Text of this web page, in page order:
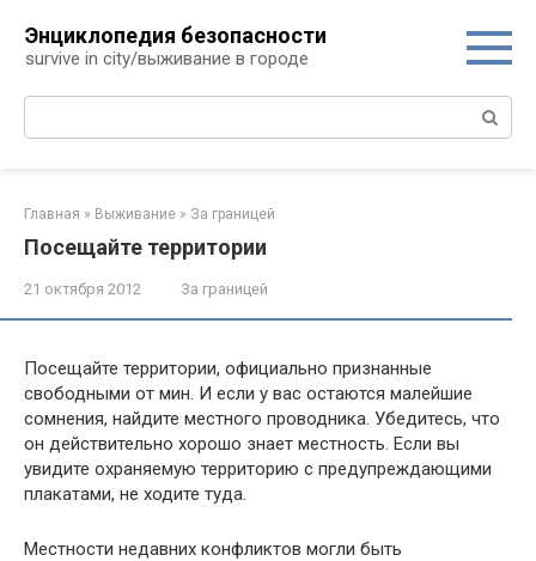
контенту
Энциклопедия безопасности
survive in city/выживание в городе
Поиск:
Главная » Выживание » За границей
Посещайте территории
21 октября 2012 За границей
Посещайте территории, официально признанные
свободными от мин. И если у вас остаются малейшие
сомнения, найдите местного проводника. Убедитесь, что
он действительно хорошо знает местность. Если вы
увидите охраняемую территорию с предупреждающими
плакатами, не ходите туда.
Местности недавних конфликтов могли быть